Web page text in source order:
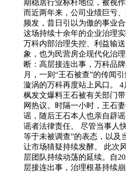
期稳居行业标杆地位，被视
而近两年来，公司业绩巨亏
频发，昔日引以为傲的事业
这场持续十余年的企业治理
万科内部治理失控、利益输
象，也为民营房企现代化治
断：高层接连出事，万科品
月，一则“王石被查”的传闻
漩涡的万科再度站上风口。
枫发文爆料王石被有关部门
网热议。时隔一小时，王石
谣，随后王石本人也亲自辟
谣者法律责任。 尽管当事人
等于未被调查”的表态，以及
让市场猜疑持续发酵。 此次
层团队持续动荡的延续。自
层接连出事，治理根基持续